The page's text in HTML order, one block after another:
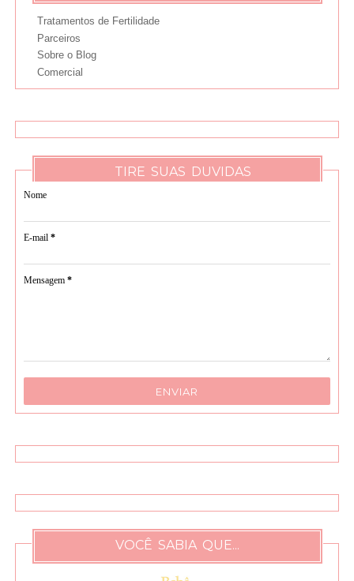
Tratamentos de Fertilidade
Parceiros
Sobre o Blog
Comercial
TIRE SUAS DUVIDAS
Nome
E-mail*
Mensagem*
VOCÊ SABIA QUE...